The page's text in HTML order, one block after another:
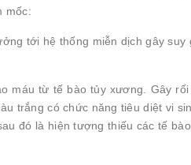
mốc:
tới hệ thống miễn dịch gây suy
máu từ tế bào tủy xương. Gây
trắng có chức năng tiêu diệt vi
đó là hiện tượng thiếu các tế